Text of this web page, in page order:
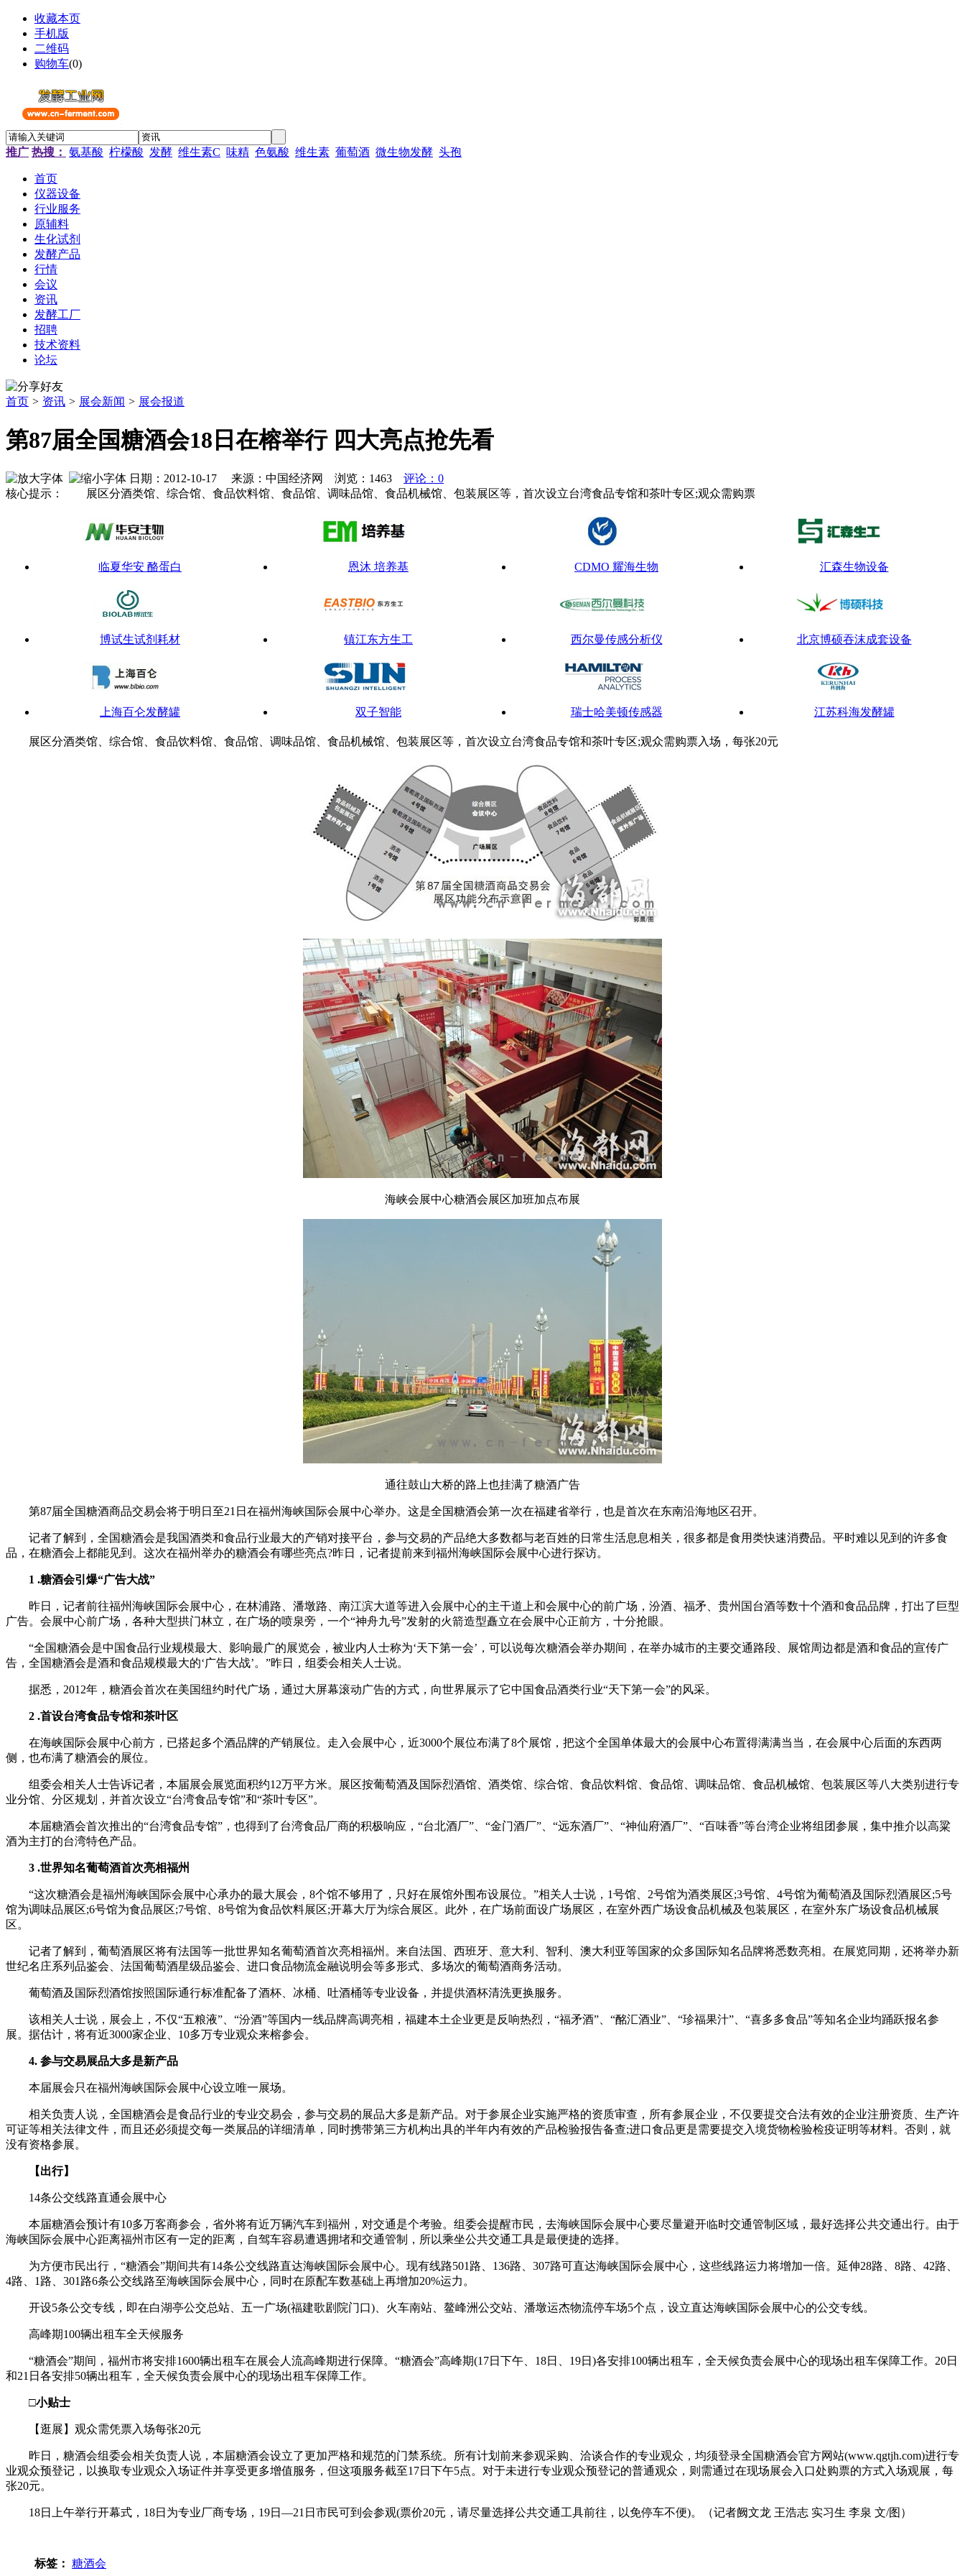
收藏本页
手机版
二维码
购物车(0)
推广 热搜： 氨基酸 柠檬酸 发酵 维生素C 味精 色氨酸 维生素 葡萄酒 微生物发酵 头孢
首页
仪器设备
行业服务
原辅料
生化试剂
发酵产品
行情
会议
资讯
发酵工厂
招聘
技术资料
论坛
首页 > 资讯 > 展会新闻 > 展会报道
第87届全国糖酒会18日在榕举行 四大亮点抢先看
日期：2012-10-17 来源：中国经济网 浏览： 1463
评论：0
核心提示： 展区分酒类馆、综合馆、食品饮料馆、食品馆、调味品馆、食品机械馆、包装展区等，首次设立台湾食品专馆和茶叶专区;观众需购票
临夏华安 酪蛋白 恩沐 培养基 CDMO 耀海生物 汇森生物设备
博试生试剂耗材 镇江东方生工 西尔曼传感分析仪 北京博硕吞沫成套设备
上海百仑发酵罐 双子智能 瑞士哈美顿传感器 江苏科海发酵罐
利捷机械 升华拜克
展区分酒类馆、综合馆、食品饮料馆、食品馆、调味品馆、食品机械馆、包装展区等，首次设立台湾食品专馆和茶叶专区;观众需购票入场，每张20元
海峡会展中心糖酒会展区加班加点布展
通往鼓山大桥的路上也挂满了糖酒广告
第87届全国糖酒商品交易会将于明日至21日在福州海峡国际会展中心举办。这是全国糖酒会第一次在福建省举行，也是首次在东南沿海地区召开。
记者了解到，全国糖酒会是我国酒类和食品行业最大的产销对接平台，参与交易的产品绝大多数都与老百姓的日常生活息息相关，很多都是食用类快速消费品。平时难以见到的许多食
品，在糖酒会上都能见到。这次在福州举办的糖酒会有哪些亮点?昨日，记者提前来到福州海峡国际会展中心进行探访。
1 .糖酒会引爆“广告大战”
昨日，记者前往福州海峡国际会展中心，在林浦路、潘墩路、南江滨大道等进入会展中心的主干道上和会展中心的前广场， 汾酒 、福矛、贵州国台酒等数十个酒和食品品牌，打出了巨型
广告。会展中心前广场，各种大型拱门林立，在广场的喷泉旁，一个“神舟九号”发射的火箭造型矗立在会展中心正前方，十分抢眼。
“全国糖酒会是中国食品行业规模最大、影响最广的展览会，被业内人士称为‘天下第一会’，可以说每次糖酒会举办期间，在举办城市的主要交通路段、展馆周边都是酒和食品的宣传广
告，全国糖酒会是酒和食品规模最大的‘广告大战’。”昨日，组委会相关人士说。
据悉，2012年，糖酒会首次在美国纽约时代广场，通过大屏幕滚动广告的方式，向世界展示了它中国食品酒类行业“天下第一会”的风采。
2 .首设台湾食品专馆和茶叶区
在海峡国际会展中心前方，已搭起多个酒品牌的产销展位。走入会展中心，近3000个展位布满了8个展馆，把这个全国单体最大的会展中心布置得满满当当，在会展中心后面的东西两
侧，也布满了糖酒会的展位。
组委会相关人士告诉记者，本届展会展览面积约12万平方米。展区按葡萄酒及国际烈酒馆、酒类馆、综合馆、食品饮料馆、食品馆、调味品馆、食品机械馆、包装展区等八大类别进行专
业分馆、分区规划，并首次设立“台湾食品专馆”和“茶叶专区”。
本届糖酒会首次推出的“台湾食品专馆”，也得到了台湾食品厂商的积极响应，“台北酒厂”、“金门酒厂”、“远东酒厂”、“神仙府酒厂”、“百味香”等台湾企业将组团参展，集中推介以高粱
酒为主打的台湾特色产品。
3 .世界知名葡萄酒首次亮相福州
“这次糖酒会是福州海峡国际会展中心承办的最大展会，8个馆不够用了，只好在展馆外围布设展位。”相关人士说，1号馆、2号馆为酒类展区;3号馆、4号馆为葡萄酒及国际烈酒展区;5号
馆为调味品展区;6号馆为食品展区;7号馆、8号馆为食品饮料展区;开幕大厅为综合展区。此外，在广场前面设广场展区，在室外西广场设食品机械及包装展区，在室外东广场设食品机械展
区。
记者了解到，葡萄酒展区将有法国等一批世界知名葡萄酒首次亮相福州。来自法国、西班牙、意大利、智利、澳大利亚等国家的众多国际知名品牌将悉数亮相。在展览同期，还将举办新
世纪名庄系列品鉴会、法国葡萄酒星级品鉴会、进口食品物流金融说明会等多形式、多场次的葡萄酒商务活动。
葡萄酒及国际烈酒馆按照国际通行标准配备了酒杯、冰桶、吐酒桶等专业设备，并提供酒杯清洗更换服务。
该相关人士说，展会上，不仅“五粮液”、“汾酒”等国内一线品牌高调亮相，福建本土企业更是反响热烈，“福矛酒”、“酩汇酒业”、“珍福果汁”、“喜多多食品”等知名企业均踊跃报名参
展。据估计，将有近3000家企业、10多万专业观众来榕参会。
4. 参与交易展品大多是新产品
本届展会只在福州海峡国际会展中心设立唯一展场。
相关负责人说，全国糖酒会是食品行业的专业交易会，参与交易的展品大多是新产品。对于参展企业实施严格的资质审查，所有参展企业，不仅要提交合法有效的企业注册资质、生产许
可证等相关法律文件，而且还必须提交每一类展品的详细清单，同时携带第三方机构出具的半年内有效的产品检验报告备查;进口食品更是需要提交入境货物检验检疫证明等材料。否则，就
没有资格参展。
【出行】
14条公交线路直通会展中心
本届糖酒会预计有10多万客商参会，省外将有近万辆汽车到福州，对交通是个考验。组委会提醒市民，去海峡国际会展中心要尽量避开临时交通管制区域，最好选择公共交通出行。由于
海峡国际会展中心距离福州市区有一定的距离，自驾车容易遭遇拥堵和交通管制，所以乘坐公共交通工具是最便捷的选择。
为方便市民出行，“糖酒会”期间共有14条公交线路直达海峡国际会展中心。现有线路501路、136路、307路可直达海峡国际会展中心，这些线路运力将增加一倍。延伸28路、8路、42路、
4路、1路、301路6条公交线路至海峡国际会展中心，同时在原配车数基础上再增加20%运力。
开设5条公交专线，即在白湖亭公交总站、五一广场(福建歌剧院门口)、火车南站、鳌峰洲公交站、潘墩运杰物流停车场5个点，设立直达海峡国际会展中心的公交专线。
高峰期100辆出租车全天候服务
“糖酒会”期间，福州市将安排1600辆出租车在展会人流高峰期进行保障。“糖酒会”高峰期(17日下午、18日、19日)各安排100辆出租车，全天候负责会展中心的现场出租车保障工作。20日
和21日各安排50辆出租车，全天候负责会展中心的现场出租车保障工作。
□小贴士
【逛展】观众需凭票入场每张20元
昨日，糖酒会组委会相关负责人说，本届糖酒会设立了更加严格和规范的门禁系统。所有计划前来参观采购、洽谈合作的专业观众，均须登录全国糖酒会官方网站(www.qgtjh.com)进行专
业观众预登记，以换取专业观众入场证件并享受更多增值服务，但这项服务截至17日下午5点。对于未进行专业观众预登记的普通观众，则需通过在现场展会入口处购票的方式入场观展，每
张20元。
18日上午举行开幕式，18日为专业厂商专场，19日―21日市民可到会参观(票价20元，请尽量选择公共交通工具前往，以免停车不便)。（记者阙文龙 王浩志 实习生 李泉 文/图）
标签： 糖酒会